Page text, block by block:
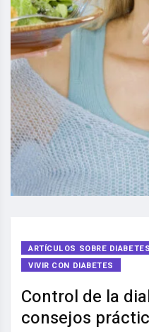
ARTÍCULOS SOBRE DIABETES
VIVIR CON DIABETES
Control de la
consejos